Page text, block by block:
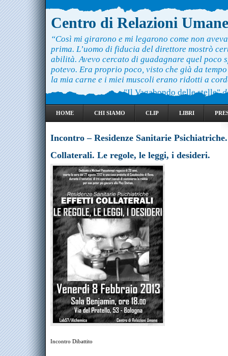
Centro di Relazioni Umane
“Così mi girarono e mi legarono come non
prima. L’uomo di fiducia del direttore mostrò
abilità. Avevo cercato di guadagnare quel poco
potevo. Era proprio poco, visto che già da
la mia carne e i miei muscoli erano ridotti a
"Il Vagabondo delle stelle"
HOME CHI SIAMO CLIP LIBRI
Incontro – Residenze Sanitarie
Collaterali. Le regole, le leggi, i desideri.
Incontro Dibattito